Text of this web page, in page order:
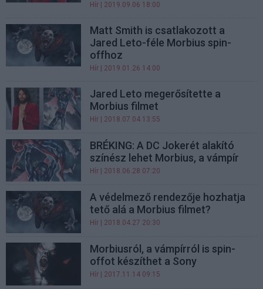
Hír | 2019.09.06 18:00
Matt Smith is csatlakozott a
Jared Leto-féle Morbius spin-
offhoz
Hír | 2019.01.26 14:00
Jared Leto megerősítette a
Morbius filmet
Hír | 2018.07.04 13:55
BRÉKING: A DC Jokerét alakító
színész lehet Morbius, a vámpír
Hír | 2018.06.28 07:20
A védelmező rendezője hozhatja
tető alá a Morbius filmet?
Hír | 2018.04.27 20:30
Morbiusról, a vámpírról is spin-
offot készíthet a Sony
Hír | 2017.11.14 09:15